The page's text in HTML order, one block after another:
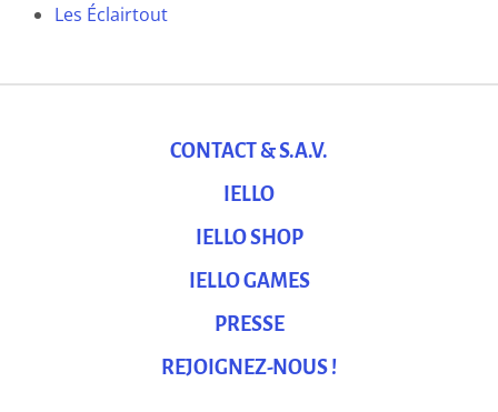
Les Éclairtout
CONTACT & S.A.V.
IELLO
IELLO SHOP
IELLO GAMES
PRESSE
REJOIGNEZ-NOUS !